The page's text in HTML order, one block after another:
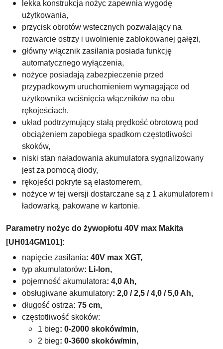
lekka konstrukcja nożyc zapewnia wygodę
użytkowania,
przycisk obrotów wstecznych pozwalający na
rozwarcie ostrzy i uwolnienie zablokowanej gałęzi,
główny włącznik zasilania posiada funkcję
automatycznego wyłączenia,
nożyce posiadają zabezpieczenie przed
przypadkowym uruchomieniem wymagające od
użytkownika wciśnięcia włączników na obu
rękojeściach,
układ podtrzymujący stałą prędkość obrotową pod
obciążeniem zapobiega spadkom częstotliwości
skoków,
niski stan naładowania akumulatora sygnalizowany
jest za pomocą diody,
rękojeści pokryte są elastomerem,
nożyce w tej wersji dostarczane są z 1 akumulatorem i
ładowarką, pakowane w kartonie.
Parametry nożyc do żywopłotu 40V max Makita
[UH014GM101]:
napięcie zasilania: 40V max XGT,
typ akumulatorów: Li-Ion,
pojemność akumulatora: 4,0 Ah,
obsługiwane akumulatory: 2,0 / 2,5 / 4,0 / 5,0 Ah,
długość ostrza: 75 cm,
częstotliwość skoków:
1 bieg: 0-2000 skoków/min,
2 bieg: 0-3600 skoków/min,